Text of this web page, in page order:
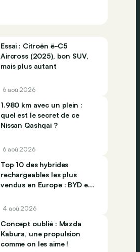
Essai : Citroën ë-C5
Aircross (2025), bon SUV,
mais plus autant
6 aoû 2026
1.980 km avec un plein :
quel est le secret de ce
Nissan Qashqai ?
6 aoû 2026
Top 10 des hybrides
rechargeables les plus
vendus en Europe : BYD et
4 aoû 2026
Concept oublié : Mazda
Kabura, une propulsion
comme on les aime !